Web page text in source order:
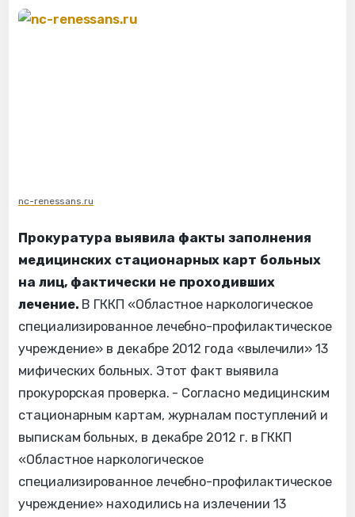
nc-renessans.ru
Прокуратура выявила факты заполнения
медицинских стационарных карт больных
на лиц, фактически не проходивших
лечение. В ГККП «Областное наркологическое
специализированное лечебно-профилактическое
учреждение» в декабре 2012 года «вылечили» 13
мифических больных. Этот факт выявила
прокурорская проверка. - Согласно медицинским
стационарным картам, журналам поступлений и
выпискам больных, в декабре 2012 г. в ГККП
«Областное наркологическое
специализированное лечебно-профилактическое
учреждение» находились на излечении 13